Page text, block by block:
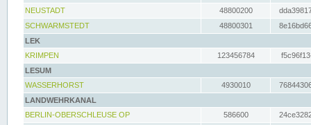
NEUSTADT
48800200
SCHWARMSTEDT
48800301
LEK
KRIMPEN
123456784
LESUM
WASSERHORST
4930010
LANDWEHRKANAL
BERLIN-OBERSCHLEUSE OP
586600